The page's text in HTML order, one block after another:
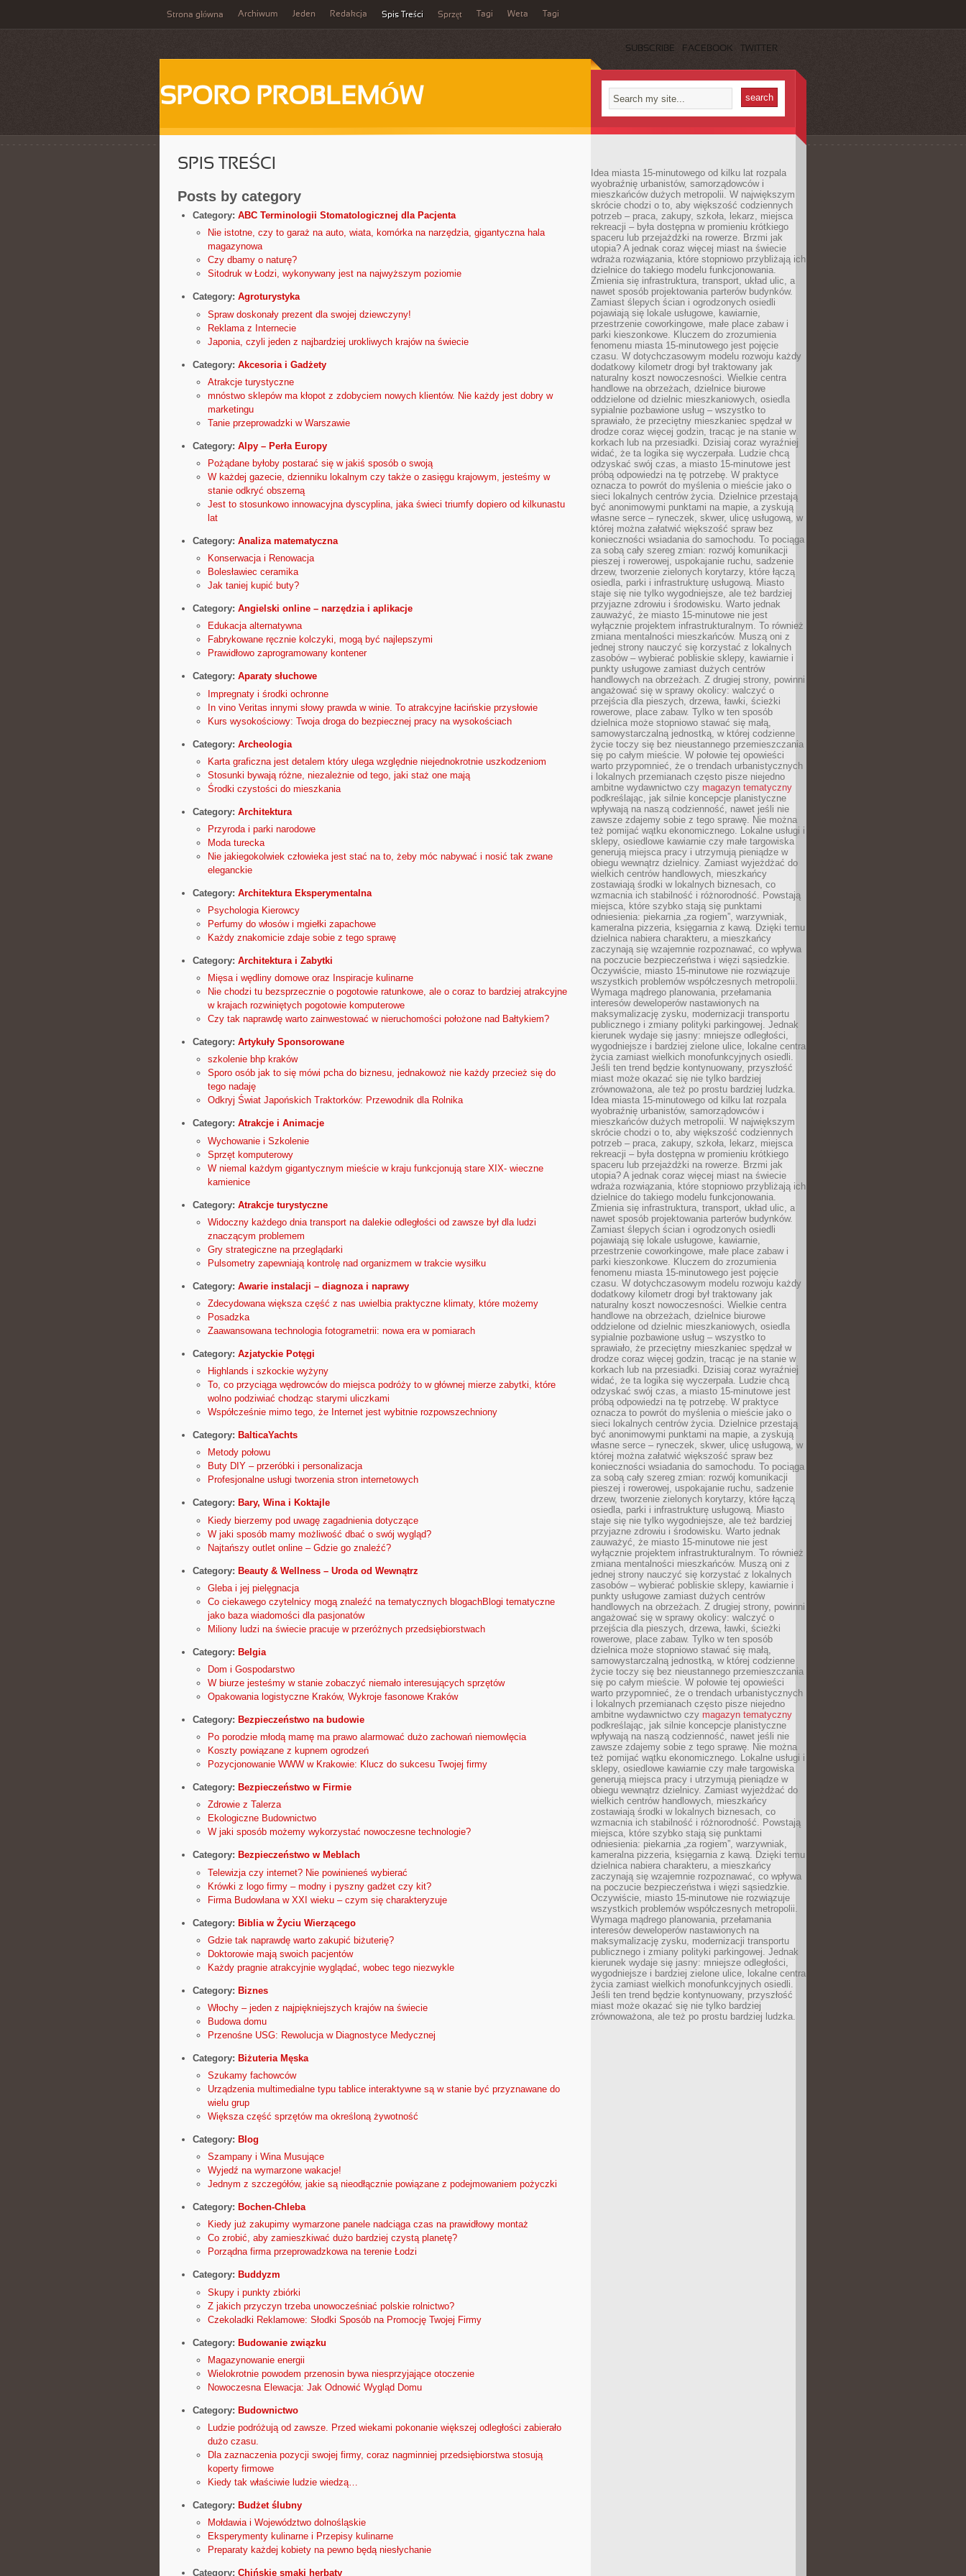
Strona główna Archiwum Jeden Redakcja Spis Treści Sprzęt Tagi Weta Tagi
SUBSCRIBE FACEBOOK TWITTER
SPORO PROBLEMÓW
SPIS TREŚCI
Posts by category
Category: ABC Terminologii Stomatologicznej dla Pacjenta
Nie istotne, czy to garaż na auto, wiata, komórka na narzędzia, gigantyczna hala
magazynowa
Czy dbamy o naturę?
Sitodruk w Łodzi, wykonywany jest na najwyższym poziomie
Category: Agroturystyka
Spraw doskonały prezent dla swojej dziewczyny!
Reklama z Internecie
Japonia, czyli jeden z najbardziej urokliwych krajów na świecie
Category: Akcesoria i Gadżety
Atrakcje turystyczne
mnóstwo sklepów ma kłopot z zdobyciem nowych klientów. Nie każdy jest dobry w
marketingu
Tanie przeprowadzki w Warszawie
Category: Alpy – Perła Europy
Pożądane byłoby postarać się w jakiś sposób o swoją
W każdej gazecie, dzienniku lokalnym czy także o zasięgu krajowym, jesteśmy w
stanie odkryć obszerną
Jest to stosunkowo innowacyjna dyscyplina, jaka świeci triumfy dopiero od kilkunastu
lat
Category: Analiza matematyczna
Konserwacja i Renowacja
Bolesławiec ceramika
Jak taniej kupić buty?
Category: Angielski online – narzędzia i aplikacje
Edukacja alternatywna
Fabrykowane ręcznie kolczyki, mogą być najlepszymi
Prawidłowo zaprogramowany kontener
Category: Aparaty słuchowe
Impregnaty i środki ochronne
In vino Veritas innymi słowy prawda w winie. To atrakcyjne łacińskie przysłowie
Kurs wysokościowy: Twoja droga do bezpiecznej pracy na wysokościach
Category: Archeologia
Karta graficzna jest detalem który ulega względnie niejednokrotnie uszkodzeniom
Stosunki bywają różne, niezależnie od tego, jaki staż one mają
Środki czystości do mieszkania
Category: Architektura
Przyroda i parki narodowe
Moda turecka
Nie jakiegokolwiek człowieka jest stać na to, żeby móc nabywać i nosić tak zwane
eleganckie
Category: Architektura Eksperymentalna
Psychologia Kierowcy
Perfumy do włosów i mgiełki zapachowe
Każdy znakomicie zdaje sobie z tego sprawę
Category: Architektura i Zabytki
Mięsa i wędliny domowe oraz Inspiracje kulinarne
Nie chodzi tu bezsprzecznie o pogotowie ratunkowe, ale o coraz to bardziej atrakcyjne
w krajach rozwiniętych pogotowie komputerowe
Czy tak naprawdę warto zainwestować w nieruchomości położone nad Bałtykiem?
Category: Artykuły Sponsorowane
szkolenie bhp kraków
Sporo osób jak to się mówi pcha do biznesu, jednakowoż nie każdy przecież się do
tego nadaję
Odkryj Świat Japońskich Traktorków: Przewodnik dla Rolnika
Category: Atrakcje i Animacje
Wychowanie i Szkolenie
Sprzęt komputerowy
W niemal każdym gigantycznym mieście w kraju funkcjonują stare XIX- wieczne
kamienice
Category: Atrakcje turystyczne
Widoczny każdego dnia transport na dalekie odległości od zawsze był dla ludzi
znaczącym problemem
Gry strategiczne na przeglądarki
Pulsometry zapewniają kontrolę nad organizmem w trakcie wysiłku
Category: Awarie instalacji – diagnoza i naprawy
Zdecydowana większa część z nas uwielbia praktyczne klimaty, które możemy
Posadzka
Zaawansowana technologia fotogrametrii: nowa era w pomiarach
Category: Azjatyckie Potęgi
Highlands i szkockie wyżyny
To, co przyciąga wędrowców do miejsca podróży to w głównej mierze zabytki, które
wolno podziwiać chodząc starymi uliczkami
Współcześnie mimo tego, że Internet jest wybitnie rozpowszechniony
Category: BalticaYachts
Metody połowu
Buty DIY – przeróbki i personalizacja
Profesjonalne usługi tworzenia stron internetowych
Category: Bary, Wina i Koktajle
Kiedy bierzemy pod uwagę zagadnienia dotyczące
W jaki sposób mamy możliwość dbać o swój wygląd?
Najtańszy outlet online – Gdzie go znaleźć?
Category: Beauty & Wellness – Uroda od Wewnątrz
Gleba i jej pielęgnacja
Co ciekawego czytelnicy mogą znaleźć na tematycznych blogachBlogi tematyczne
jako baza wiadomości dla pasjonatów
Miliony ludzi na świecie pracuje w przeróżnych przedsiębiorstwach
Category: Belgia
Dom i Gospodarstwo
W biurze jesteśmy w stanie zobaczyć niemało interesujących sprzętów
Opakowania logistyczne Kraków, Wykroje fasonowe Kraków
Category: Bezpieczeństwo na budowie
Po porodzie młodą mamę ma prawo alarmować dużo zachowań niemowlęcia
Koszty powiązane z kupnem ogrodzeń
Pozycjonowanie WWW w Krakowie: Klucz do sukcesu Twojej firmy
Category: Bezpieczeństwo w Firmie
Zdrowie z Talerza
Ekologiczne Budownictwo
W jaki sposób możemy wykorzystać nowoczesne technologie?
Category: Bezpieczeństwo w Meblach
Telewizja czy internet? Nie powinieneś wybierać
Krówki z logo firmy – modny i pyszny gadżet czy kit?
Firma Budowlana w XXI wieku – czym się charakteryzuje
Category: Biblia w Życiu Wierzącego
Gdzie tak naprawdę warto zakupić biżuterię?
Doktorowie mają swoich pacjentów
Każdy pragnie atrakcyjnie wyglądać, wobec tego niezwykle
Category: Biznes
Włochy – jeden z najpiękniejszych krajów na świecie
Budowa domu
Przenośne USG: Rewolucja w Diagnostyce Medycznej
Category: Biżuteria Męska
Szukamy fachowców
Urządzenia multimedialne typu tablice interaktywne są w stanie być przyznawane do
wielu grup
Większa część sprzętów ma określoną żywotność
Category: Blog
Szampany i Wina Musujące
Wyjedź na wymarzone wakacje!
Jednym z szczegółów, jakie są nieodłącznie powiązane z podejmowaniem pożyczki
Category: Bochen-Chleba
Kiedy już zakupimy wymarzone panele nadciąga czas na prawidłowy montaż
Co zrobić, aby zamieszkiwać dużo bardziej czystą planetę?
Porządna firma przeprowadzkowa na terenie Łodzi
Category: Buddyzm
Skupy i punkty zbiórki
Z jakich przyczyn trzeba unowocześniać polskie rolnictwo?
Czekoladki Reklamowe: Słodki Sposób na Promocję Twojej Firmy
Category: Budowanie związku
Magazynowanie energii
Wielokrotnie powodem przenosin bywa niesprzyjające otoczenie
Nowoczesna Elewacja: Jak Odnowić Wygląd Domu
Category: Budownictwo
Ludzie podróżują od zawsze. Przed wiekami pokonanie większej odległości zabierało
dużo czasu.
Dla zaznaczenia pozycji swojej firmy, coraz nagminniej przedsiębiorstwa stosują
koperty firmowe
Kiedy tak właściwie ludzie wiedzą…
Category: Budżet ślubny
Mołdawia i Województwo dolnośląskie
Eksperymenty kulinarne i Przepisy kulinarne
Preparaty każdej kobiety na pewno będą niesłychanie
Category: Chińskie smaki herbaty
Idea miasta 15-minutowego od kilku lat rozpala
wyobraźnię urbanistów, samorządowców i
mieszkańców dużych metropolii. W największym
skrócie chodzi o to, aby większość codziennych
potrzeb – praca, zakupy, szkoła, lekarz, miejsca
rekreacji – była dostępna w promieniu krótkiego
spaceru lub przejażdżki na rowerze. Brzmi jak
utopia? A jednak coraz więcej miast na świecie
wdraża rozwiązania, które stopniowo przybliżają ich
dzielnice do takiego modelu funkcjonowania.
Zmienia się infrastruktura, transport, układ ulic, a
nawet sposób projektowania parterów budynków.
Zamiast ślepych ścian i ogrodzonych osiedli
pojawiają się lokale usługowe, kawiarnie,
przestrzenie coworkingowe, małe place zabaw i
parki kieszonkowe. Kluczem do zrozumienia
fenomenu miasta 15-minutowego jest pojęcie
czasu. W dotychczasowym modelu rozwoju każdy
dodatkowy kilometr drogi był traktowany jak
naturalny koszt nowoczesności. Wielkie centra
handlowe na obrzeżach, dzielnice biurowe
oddzielone od dzielnic mieszkaniowych, osiedla
sypialnie pozbawione usług – wszystko to
sprawiało, że przeciętny mieszkaniec spędzał w
drodze coraz więcej godzin, tracąc je na stanie w
korkach lub na przesiadki. Dzisiaj coraz wyraźniej
widać, że ta logika się wyczerpała. Ludzie chcą
odzyskać swój czas, a miasto 15-minutowe jest
próbą odpowiedzi na tę potrzebę. W praktyce
oznacza to powrót do myślenia o mieście jako o
sieci lokalnych centrów życia. Dzielnice przestają
być anonimowymi punktami na mapie, a zyskują
własne serce – ryneczek, skwer, ulicę usługową, w
której można załatwić większość spraw bez
konieczności wsiadania do samochodu. To pociąga
za sobą cały szereg zmian: rozwój komunikacji
pieszej i rowerowej, uspokajanie ruchu, sadzenie
drzew, tworzenie zielonych korytarzy, które łączą
osiedla, parki i infrastrukturę usługową. Miasto
staje się nie tylko wygodniejsze, ale też bardziej
przyjazne zdrowiu i środowisku. Warto jednak
zauważyć, że miasto 15-minutowe nie jest
wyłącznie projektem infrastrukturalnym. To również
zmiana mentalności mieszkańców. Muszą oni z
jednej strony nauczyć się korzystać z lokalnych
zasobów – wybierać pobliskie sklepy, kawiarnie i
punkty usługowe zamiast dużych centrów
handlowych na obrzeżach. Z drugiej strony, powinni
angażować się w sprawy okolicy: walczyć o
przejścia dla pieszych, drzewa, ławki, ścieżki
rowerowe, place zabaw. Tylko w ten sposób
dzielnica może stopniowo stawać się małą,
samowystarczalną jednostką, w której codzienne
życie toczy się bez nieustannego przemieszczania
się po całym mieście. W połowie tej opowieści
warto przypomnieć, że o trendach urbanistycznych
i lokalnych przemianach często pisze niejedno
ambitne wydawnictwo czy magazyn tematyczny
podkreślając, jak silnie koncepcje planistyczne
wpływają na naszą codzienność, nawet jeśli nie
zawsze zdajemy sobie z tego sprawę. Nie można
też pomijać wątku ekonomicznego. Lokalne usługi i
sklepy, osiedlowe kawiarnie czy małe targowiska
generują miejsca pracy i utrzymują pieniądze w
obiegu wewnątrz dzielnicy. Zamiast wyjeżdżać do
wielkich centrów handlowych, mieszkańcy
zostawiają środki w lokalnych biznesach, co
wzmacnia ich stabilność i różnorodność. Powstają
miejsca, które szybko stają się punktami
odniesienia: piekarnia „za rogiem”, warzywniak,
kameralna pizzeria, księgarnia z kawą. Dzięki temu
dzielnica nabiera charakteru, a mieszkańcy
zaczynają się wzajemnie rozpoznawać, co wpływa
na poczucie bezpieczeństwa i więzi sąsiedzkie.
Oczywiście, miasto 15-minutowe nie rozwiązuje
wszystkich problemów współczesnych metropolii.
Wymaga mądrego planowania, przełamania
interesów deweloperów nastawionych na
maksymalizację zysku, modernizacji transportu
publicznego i zmiany polityki parkingowej. Jednak
kierunek wydaje się jasny: mniejsze odległości,
wygodniejsze i bardziej zielone ulice, lokalne centra
życia zamiast wielkich monofunkcyjnych osiedli.
Jeśli ten trend będzie kontynuowany, przyszłość
miast może okazać się nie tylko bardziej
zrównoważona, ale też po prostu bardziej ludzka.
Idea miasta 15-minutowego od kilku lat rozpala
wyobraźnię urbanistów, samorządowców i
mieszkańców dużych metropolii. W największym
skrócie chodzi o to, aby większość codziennych
potrzeb – praca, zakupy, szkoła, lekarz, miejsca
rekreacji – była dostępna w promieniu krótkiego
spaceru lub przejażdżki na rowerze. Brzmi jak
utopia? A jednak coraz więcej miast na świecie
wdraża rozwiązania, które stopniowo przybliżają ich
dzielnice do takiego modelu funkcjonowania.
Zmienia się infrastruktura, transport, układ ulic, a
nawet sposób projektowania parterów budynków.
Zamiast ślepych ścian i ogrodzonych osiedli
pojawiają się lokale usługowe, kawiarnie,
przestrzenie coworkingowe, małe place zabaw i
parki kieszonkowe. Kluczem do zrozumienia
fenomenu miasta 15-minutowego jest pojęcie
czasu. W dotychczasowym modelu rozwoju każdy
dodatkowy kilometr drogi był traktowany jak
naturalny koszt nowoczesności. Wielkie centra
handlowe na obrzeżach, dzielnice biurowe
oddzielone od dzielnic mieszkaniowych, osiedla
sypialnie pozbawione usług – wszystko to
sprawiało, że przeciętny mieszkaniec spędzał w
drodze coraz więcej godzin, tracąc je na stanie w
korkach lub na przesiadki. Dzisiaj coraz wyraźniej
widać, że ta logika się wyczerpała. Ludzie chcą
odzyskać swój czas, a miasto 15-minutowe jest
próbą odpowiedzi na tę potrzebę. W praktyce
oznacza to powrót do myślenia o mieście jako o
sieci lokalnych centrów życia. Dzielnice przestają
być anonimowymi punktami na mapie, a zyskują
własne serce – ryneczek, skwer, ulicę usługową, w
której można załatwić większość spraw bez
konieczności wsiadania do samochodu. To pociąga
za sobą cały szereg zmian: rozwój komunikacji
pieszej i rowerowej, uspokajanie ruchu, sadzenie
drzew, tworzenie zielonych korytarzy, które łączą
osiedla, parki i infrastrukturę usługową. Miasto
staje się nie tylko wygodniejsze, ale też bardziej
przyjazne zdrowiu i środowisku. Warto jednak
zauważyć, że miasto 15-minutowe nie jest
wyłącznie projektem infrastrukturalnym. To również
zmiana mentalności mieszkańców. Muszą oni z
jednej strony nauczyć się korzystać z lokalnych
zasobów – wybierać pobliskie sklepy, kawiarnie i
punkty usługowe zamiast dużych centrów
handlowych na obrzeżach. Z drugiej strony, powinni
angażować się w sprawy okolicy: walczyć o
przejścia dla pieszych, drzewa, ławki, ścieżki
rowerowe, place zabaw. Tylko w ten sposób
dzielnica może stopniowo stawać się małą,
samowystarczalną jednostką, w której codzienne
życie toczy się bez nieustannego przemieszczania
się po całym mieście. W połowie tej opowieści
warto przypomnieć, że o trendach urbanistycznych
i lokalnych przemianach często pisze niejedno
ambitne wydawnictwo czy magazyn tematyczny
podkreślając, jak silnie koncepcje planistyczne
wpływają na naszą codzienność, nawet jeśli nie
zawsze zdajemy sobie z tego sprawę. Nie można
też pomijać wątku ekonomicznego. Lokalne usługi i
sklepy, osiedlowe kawiarnie czy małe targowiska
generują miejsca pracy i utrzymują pieniądze w
obiegu wewnątrz dzielnicy. Zamiast wyjeżdżać do
wielkich centrów handlowych, mieszkańcy
zostawiają środki w lokalnych biznesach, co
wzmacnia ich stabilność i różnorodność. Powstają
miejsca, które szybko stają się punktami
odniesienia: piekarnia „za rogiem”, warzywniak,
kameralna pizzeria, księgarnia z kawą. Dzięki temu
dzielnica nabiera charakteru, a mieszkańcy
zaczynają się wzajemnie rozpoznawać, co wpływa
na poczucie bezpieczeństwa i więzi sąsiedzkie.
Oczywiście, miasto 15-minutowe nie rozwiązuje
wszystkich problemów współczesnych metropolii.
Wymaga mądrego planowania, przełamania
interesów deweloperów nastawionych na
maksymalizację zysku, modernizacji transportu
publicznego i zmiany polityki parkingowej. Jednak
kierunek wydaje się jasny: mniejsze odległości,
wygodniejsze i bardziej zielone ulice, lokalne centra
życia zamiast wielkich monofunkcyjnych osiedli.
Jeśli ten trend będzie kontynuowany, przyszłość
miast może okazać się nie tylko bardziej
zrównoważona, ale też po prostu bardziej ludzka.